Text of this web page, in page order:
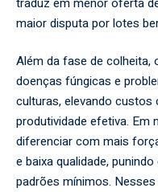
maior disputa por lotes
Além da fase de colheita,
doenças fúngicas e
culturas, elevando
produtividade efetiva.
diferenciar com mais
e baixa qualidade,
padrões mínimos.